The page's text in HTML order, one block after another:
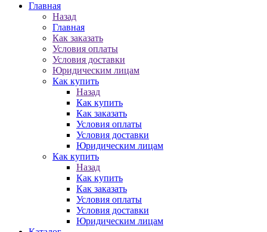
Главная
Назад
Главная
Как заказать
Условия оплаты
Условия доставки
Юридическим лицам
Как купить
Назад
Как купить
Как заказать
Условия оплаты
Условия доставки
Юридическим лицам
Как купить
Назад
Как купить
Как заказать
Условия оплаты
Условия доставки
Юридическим лицам